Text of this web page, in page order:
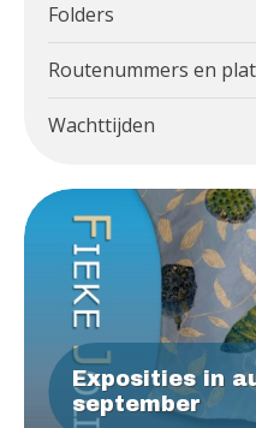
Folders
Routenummers en
Wachttijden
Exposities in
september